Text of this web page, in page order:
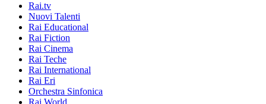
Rai.tv
Nuovi Talenti
Rai Educational
Rai Fiction
Rai Cinema
Rai Teche
Rai International
Rai Eri
Orchestra Sinfonica
Rai World